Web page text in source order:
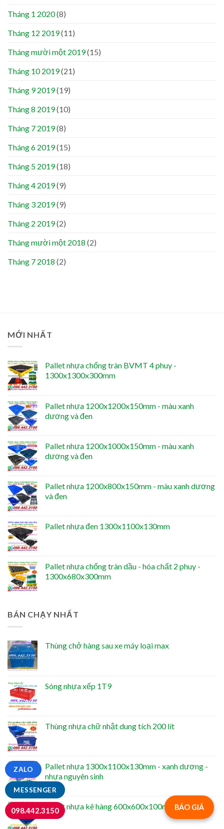
Tháng 1 2020(8)
Tháng 12 2019(11)
Tháng mười một 2019(15)
Tháng 10 2019(21)
Tháng 9 2019(19)
Tháng 8 2019(10)
Tháng 7 2019(8)
Tháng 6 2019(15)
Tháng 5 2019(18)
Tháng 4 2019(9)
Tháng 3 2019(9)
Tháng 2 2019(2)
Tháng mười một 2018 (2)
Tháng 7 2018 (2)
MỚI NHẤT
Pallet nhựa chống tràn BVMT 4 phuy -
1300x1300x300mm
Pallet nhựa 1200x1200x150mm - màu xanh
dương và đen
Pallet nhựa 1200x1000x150mm - màu xanh
dương và đen
Pallet nhựa 1200x800x150mm - màu xanh dương
và đen
Pallet nhựa đen 1300x1100x130mm
Pallet nhựa chống tràn dầu - hóa chất 2 phuy -
1300x680x300mm
BÁN CHẠY NHẤT
Thùng chở hàng sau xe máy loại max
Sóng nhựa xếp 1T9
Thùng nhựa chữ nhật dung tích 200 lít
Pallet nhựa 1300x1100x130mm - xanh dương -
nhựa nguyên sinh
Pallet nhựa kê hàng 600x600x100mm màu xanh
BÁO GIÁ
MESSENGER
ZALO
098.442.3150